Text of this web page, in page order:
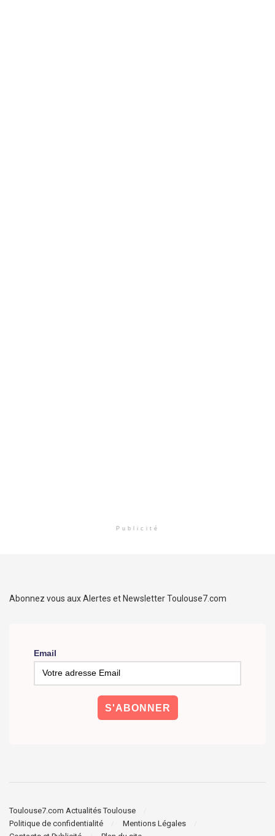
Publicité
Abonnez vous aux Alertes et Newsletter Toulouse7.com
Email
Toulouse7.com Actualités Toulouse
Politique de confidentialité
Mentions Légales